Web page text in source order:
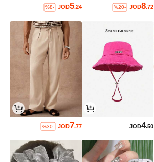
JOD8.72
%20-
JOD5.24
%8-
JOD4.50
JOD7.77
%30-